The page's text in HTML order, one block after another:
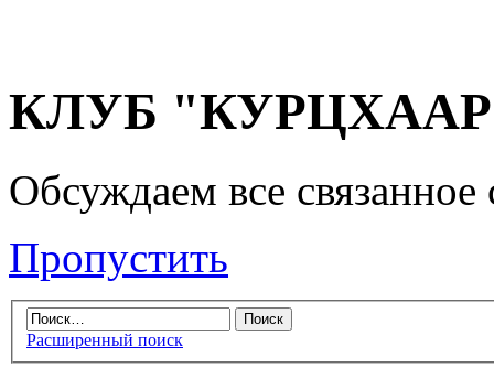
КЛУБ "КУРЦХААР"
Обсуждаем все
Пропустить
Расширенный поиск